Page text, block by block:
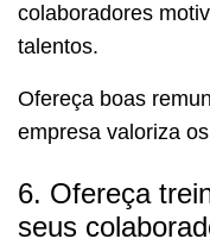
colaboradores
talentos.
Ofereça boas
empresa valoriza
6. Ofereça
seus